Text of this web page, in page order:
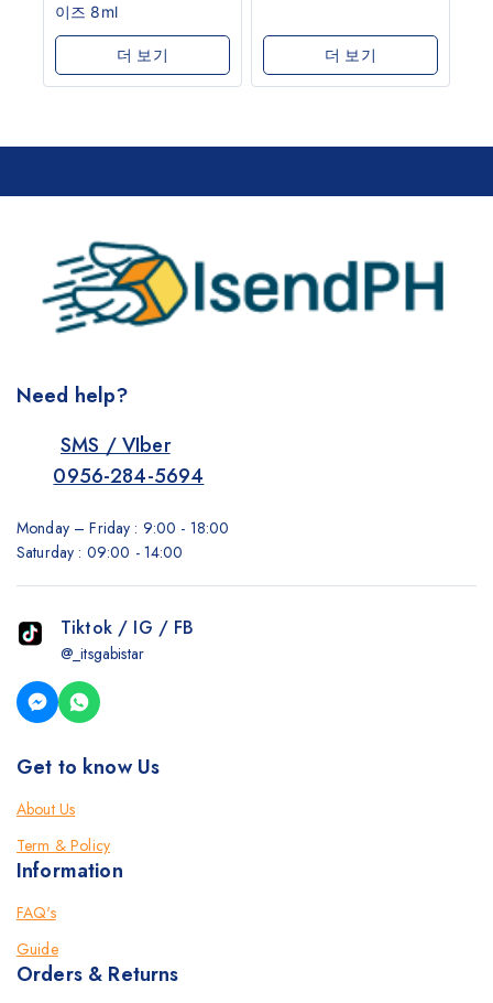
이즈 8ml
더 보기 더 보기
Need help?
SMS / VIber
0956-284-5694
Monday – Friday : 9:00 - 18:00
Saturday : 09:00 - 14:00
Tiktok / IG / FB
@_itsgabistar
Get to know Us
About Us
Term & Policy
Information
FAQ's
Guide
Orders & Returns